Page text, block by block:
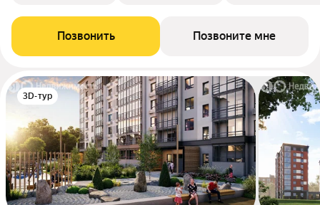
Позвонить Позвоните мне
3D-тур